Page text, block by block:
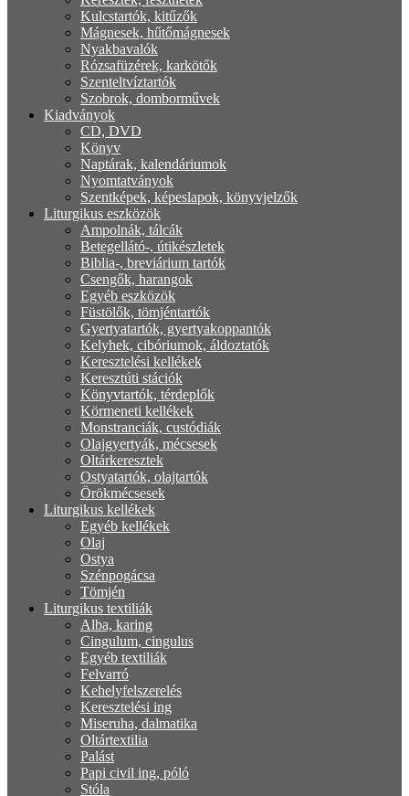
Kulcstartók, kitűzők
Mágnesek, hűtőmágnesek
Nyakbavalók
Rózsafüzérek, karkötők
Szenteltvíztartók
Szobrok, domborművek
Kiadványok
CD, DVD
Könyv
Naptárak, kalendáriumok
Nyomtatványok
Szentképek, képeslapok, könyvjelzők
Liturgikus eszközök
Ampolnák, tálcák
Betegellátó-, útikészletek
Biblia-, breviárium tartók
Csengők, harangok
Egyéb eszközök
Füstölők, tömjéntartók
Gyertyatartók, gyertyakoppantók
Kelyhek, cibóriumok, áldoztatók
Keresztelési kellékek
Keresztúti stációk
Könyvtartók, térdeplők
Körmeneti kellékek
Monstranciák, custódiák
Olajgyertyák, mécsesek
Oltárkeresztek
Ostyatartók, olajtartók
Örökmécsesek
Liturgikus kellékek
Egyéb kellékek
Olaj
Ostya
Szénpogácsa
Tömjén
Liturgikus textiliák
Alba, karing
Cingulum, cingulus
Egyéb textiliák
Felvarró
Kehelyfelszerelés
Keresztelési ing
Miseruha, dalmatika
Oltártextilia
Palást
Papi civil ing, póló
Stóla